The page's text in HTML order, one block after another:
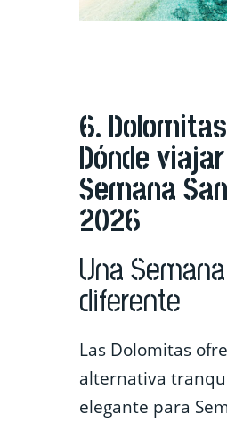
6.
Dónde
Semana
2026
Una
diferente
Las Dolomitas
alternativa
elegante para